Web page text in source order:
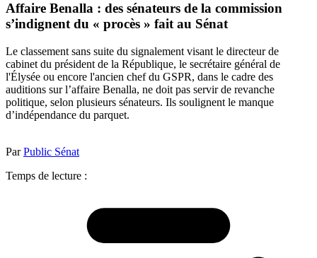
Affaire Benalla : des sénateurs de la commission
s’indignent du « procès » fait au Sénat
Le classement sans suite du signalement visant le directeur de
cabinet du président de la République, le secrétaire général de
l'Élysée ou encore l'ancien chef du GSPR, dans le cadre des
auditions sur l’affaire Benalla, ne doit pas servir de revanche
politique, selon plusieurs sénateurs. Ils soulignent le manque
d’indépendance du parquet.
ParPublic Sénat
Temps de lecture :